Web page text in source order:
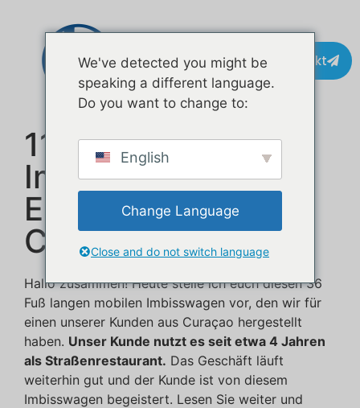
Kontakt
11 Meter Langer
Imbisswagen Für
Einen Kunden In
Curaçao
Hallo zusammen! Heute stelle ich euch diesen 36
Fuß langen mobilen Imbisswagen vor, den wir für
einen unserer Kunden aus Curaçao hergestellt
haben. Unser Kunde nutzt es seit etwa 4 Jahren
als Straßenrestaurant. Das Geschäft läuft
weiterhin gut und der Kunde ist von diesem
Imbisswagen begeistert. Lesen Sie weiter und
We've detected you might be
speaking a different language.
Do you want to change to:
English
Change Language
Close and do not switch language